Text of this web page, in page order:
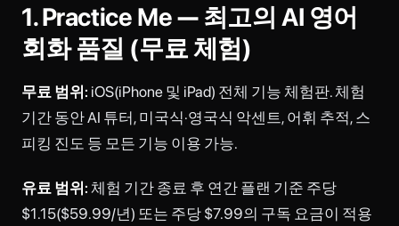
1. Practice Me — 최고의 AI 영어
회화 품질 (무료 체험)
무료 범위: iOS(iPhone 및 iPad) 전체 기능 체험판. 체험
기간 동안 AI 튜터, 미국식·영국식 악센트, 어휘 추적, 스
피킹 진도 등 모든 기능 이용 가능.
유료 범위: 체험 기간 종료 후 연간 플랜 기준 주당
$1.15($59.99/년) 또는 주당 $7.99의 구독 요금이 적용